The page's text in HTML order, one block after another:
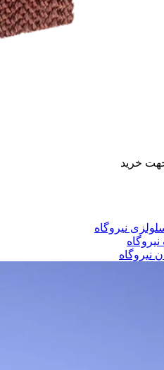
خرید
نیروگاه
نیروگاه
نیروگاه